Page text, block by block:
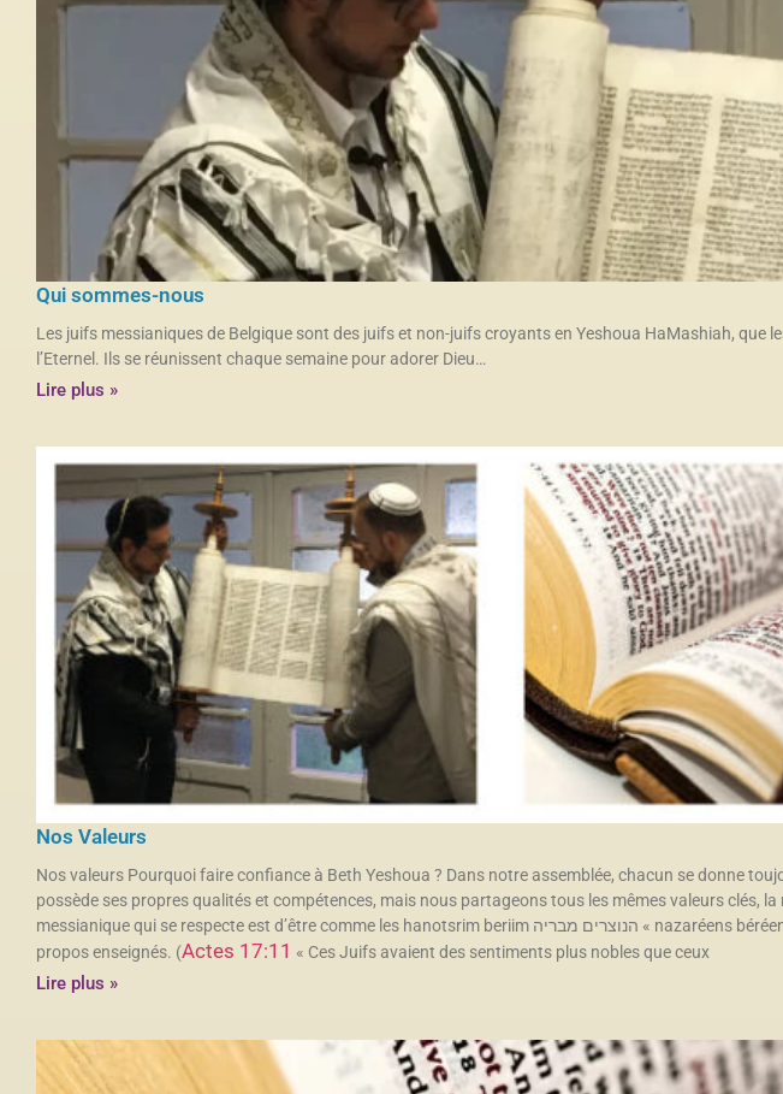
Qui sommes-nous
Les juifs messianiques de Belgique sont des juifs et non-juifs croyants en Yeshoua HaMashiah,
l’Eternel. Ils se réunissent chaque semaine pour adorer Dieu…
Lire plus »
Nos Valeurs
Nos valeurs Pourquoi faire confiance à Beth Yeshoua ? Dans notre assemblée, chacun se donne
possède ses propres qualités et compétences, mais nous partageons tous les mêmes valeurs clés,
messianique qui se respecte est d’être comme les hanotsrim beriim הנוצרים מבריה « nazaréens béréens », qui n’acceptent pas ce qu’on leur enseigne sans aller vérifier l’exactitude biblique des
propos enseignés. (Actes 17:11 « Ces Juifs avaient des sentiments plus nobles que ceux
Lire plus »